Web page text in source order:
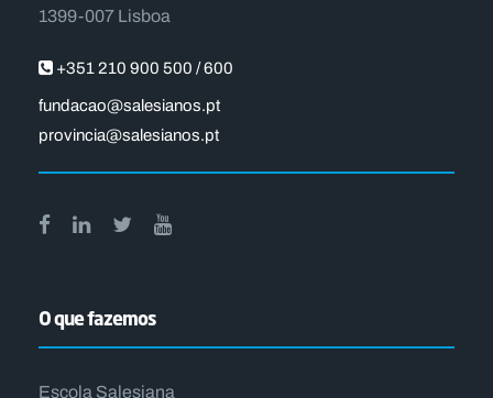
1399-007 Lisboa
+351 210 900 500 / 600
fundacao@salesianos.pt
provincia@salesianos.pt
O que fazemos
Escola Salesiana